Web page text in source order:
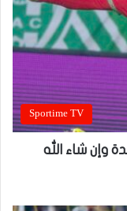
Sportime TV
وإن شاء الله